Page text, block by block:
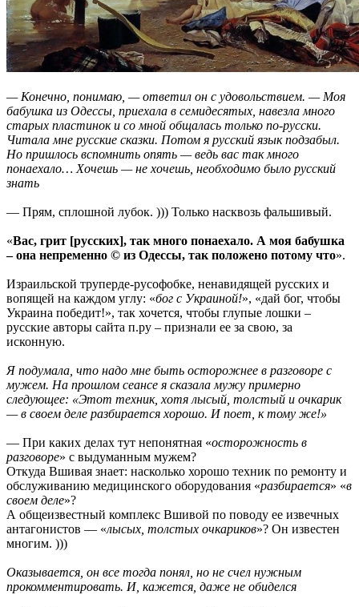
— Конечно, понимаю, — ответил он с удовольствием. — Моя
бабушка из Одессы, приехала в семидесятых, навезла много
старых пластинок и со мной общалась только по-русски.
Читала мне русские сказки. Потом я русский язык подзабыл.
Но пришлось вспомнить опять — ведь вас так много
понаехало… Хочешь — не хочешь, необходимо было русский
знать
— Прям, сплошной лубок. ))) Только насквозь фальшивый.
«Вас, грит [русских], так много понаехало. А моя бабушка
– она непременно © из Одессы, так положено потому что».
Израильской труперде-русофобке, ненавидящей русских и
вопящей на каждом углу: «бог с Украиной!», «дай бог, чтобы
Украина победит!», так хочется, чтобы глупые лошки –
русские авторы сайта п.ру – признали ее за свою, за
исконную.
Я подумала, что надо мне быть осторожнее в разговоре с
мужем. На прошлом сеансе я сказала мужу примерно
следующее: «Этот техник, хотя лысый, толстый и очкарик
— в своем деле разбирается хорошо. И поет, к тому же!»
— При каких делах тут непонятная «осторожность в
разговоре» с выдуманным мужем?
Откуда Вшивая знает: насколько хорошо техник по ремонту и
обслуживанию медицинского оборудования «разбирается» «в
своем деле»?
А общеизвестный комплекс Вшивой по поводу ее извечных
антагонистов — «лысых, толстых очкариков»? Он известен
многим. )))
Оказывается, он все тогда понял, но не счел нужным
прокомментировать. И, кажется, даже не обиделся